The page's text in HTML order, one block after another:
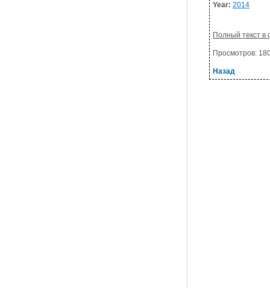
Year: 2014
Полный текст в
Просмотров:
Назад